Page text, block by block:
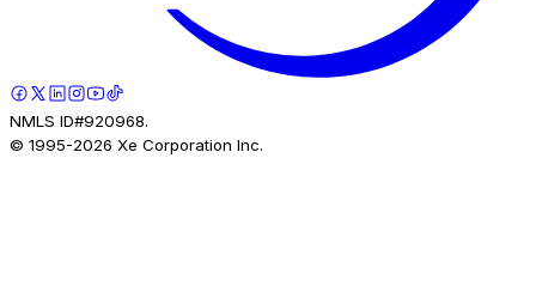
NMLS ID#920968.
© 1995-2026 Xe Corporation Inc.